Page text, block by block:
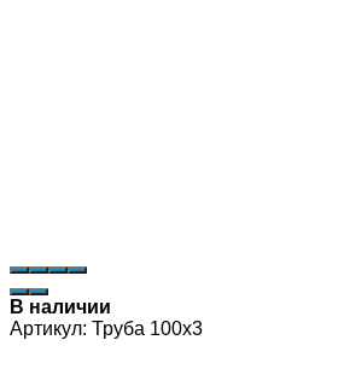
В наличии
Артикул: Труба 100х3